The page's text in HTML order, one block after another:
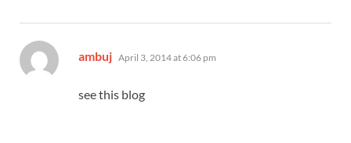
ambuj says:
April 3, 2014 at 6:06 pm
see this blog